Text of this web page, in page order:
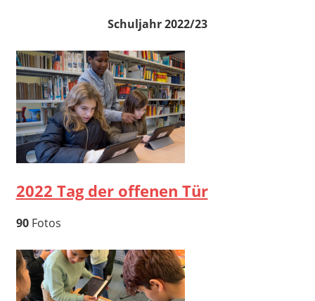
Schuljahr 2022/23
2022 Tag der offenen Tür
90Fotos